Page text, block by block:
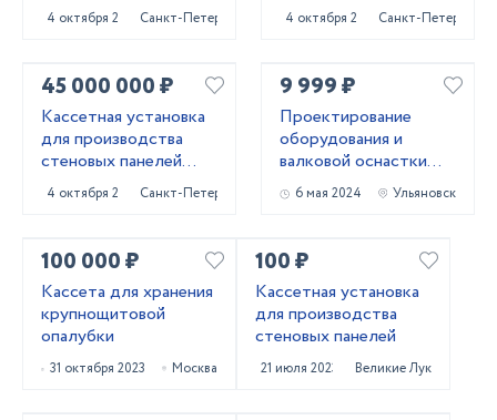
4 октября 2024Санкт-Петербург 4 октября 2024Санкт-Петербург
45 000 000 ₽
Кассетная установка
для производства
стеновых панелей
ЖБИ
4 октября 2024Санкт-Петербург
9 999 ₽
Проектирование
оборудования и
валковой оснастки
для профилирования
металла
6 мая 2024 Ульяновск
100 000 ₽
Кассета для хранения
крупнощитовой
опалубки
31 октября 2023 Москва
100 ₽
Кассетная установка
для производства
стеновых панелей
21 июля 2023 Великие Луки